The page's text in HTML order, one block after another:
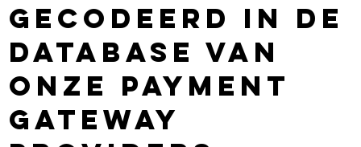
gecodeerd in de
database van
onze Payment
gateway